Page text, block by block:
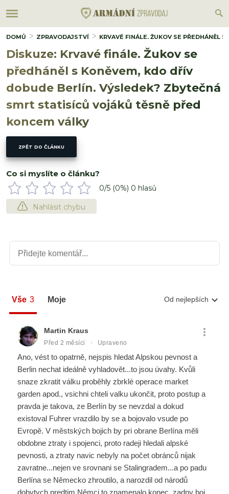
DOMŮ ZPRAVODAJSTVÍ KRVAVÉ FINÁLE. ŽUKOV SE PŘEDHÁNĚL
Diskuze: Krvavé finále. Žukov se
předháněl s Koněvem, kdo dřív
dobude Berlín. Výsledek? Zbytečná
smrt statisíců vojáků těsně před
koncem války
ZPĚT DO ČLÁNKU
Co si myslíte o článku?
0/5 (0%) 0 hlasů
Nahlásit chybu